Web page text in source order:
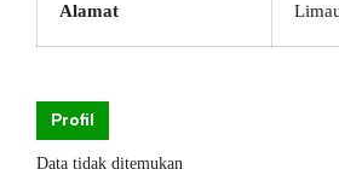
Alamat
Profil
Data tidak ditemukan